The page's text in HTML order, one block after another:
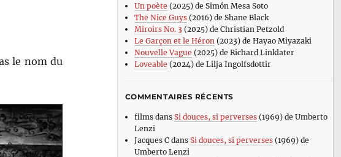
le nom du
Un poète (2025) de Simón Mesa Soto
The Nice Guys(2016) de Shane Black
Miroirs No. 3 (2025) de Christian Petzold
Le Garçon et le Héron(2023) de Hayao Miyazaki
Nouvelle Vague (2025) de Richard Linklater
Loveable (2024) de Lilja Ingolfsdottir
COMMENTAIRES RÉCENTS
filmsdans Si douces, si perverses(1969) de Umberto
Lenzi
Jacques Cdans Si douces, si perverses(1969) de
Umberto Lenzi